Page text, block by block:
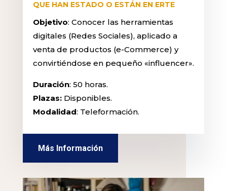
QUE HAN ESTADO O ESTÁN EN ERTE
Objetivo: Conocer las herramientas
digitales (Redes Sociales), aplicado a
venta de productos (e-Commerce) y
convirtiéndose en pequeño «influencer».
Duración: 50 horas.
Plazas:Disponibles.
Modalidad: Teleformación.
Más Información